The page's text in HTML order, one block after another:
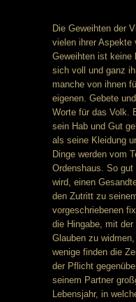
Die Geweihten der
vielen ihrer Aspekte
Geweihten ist keine
sich voll und ganz
manche von ihnen
eigenen. Gebete
Worte für das Volk.
sein Hab und Gut
als seine Kleidung
Dinge werden vom
Ordenshaus. So
wird, einen
den Zutritt zu
vorgeschriebenen
die Hingabe, mit
Glauben zu
wenige finden die
der Pflicht
seinem Partner
Lebensjahr, in